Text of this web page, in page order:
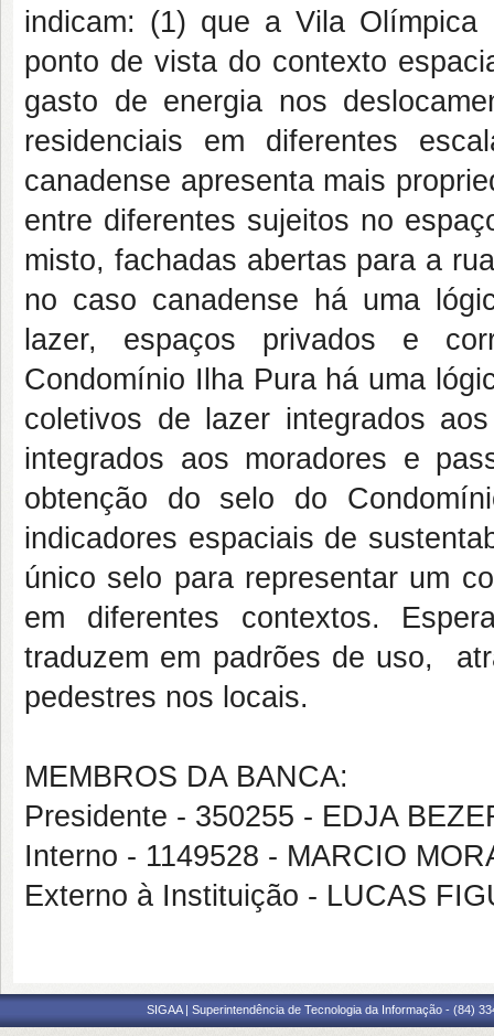
indicam: (1) que a Vila Olímpica
ponto de vista do contexto
gasto de energia nos
residenciais em diferentes
canadense apresenta mais
entre diferentes sujeitos no
misto, fachadas abertas para a
no caso canadense há uma
lazer, espaços privados e
Condomínio Ilha Pura há uma
coletivos de lazer integrados
integrados aos moradores e
obtenção do selo do
indicadores espaciais de
único selo para representar um
em diferentes contextos.
traduzem em padrões de uso,
pedestres nos locais.
MEMBROS DA BANCA:
Presidente - 350255 - EDJA
Interno - 1149528 - MARCIO
Externo à Instituição - LUCAS
SIGAA | Superintendência de Tecnologia da Informação - (84)